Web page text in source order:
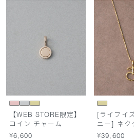
【WEB STORE限定】
コイン チャーム
¥6,600
[ライフイ
ニー] ネク
クレス
¥39,600